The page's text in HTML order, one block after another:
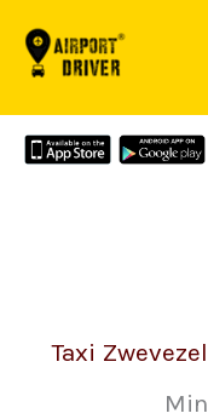
Taxi